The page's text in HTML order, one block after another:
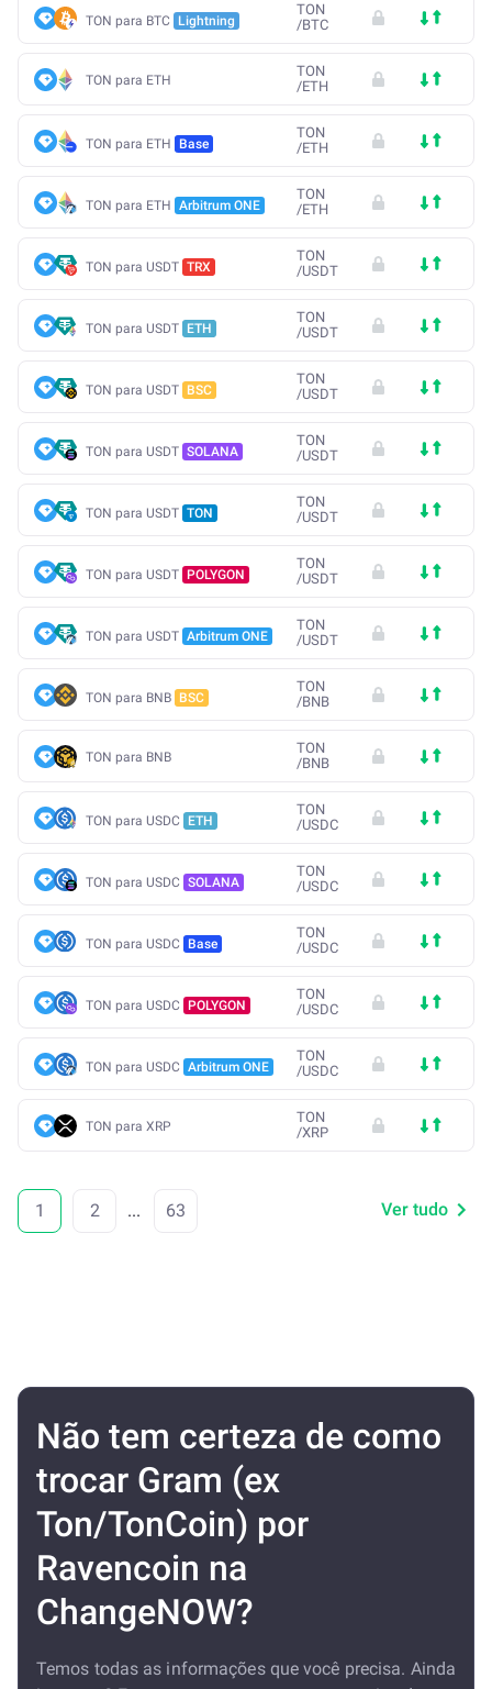
TON para BTC Lightning
TON
/BTC
TON para ETH
TON
/ETH
TON para ETH Base
TON
/ETH
TON para ETH Arbitrum ONE
TON
/ETH
TON para USDT TRX
TON
/USDT
TON para USDT ETH
TON
/USDT
TON para USDT BSC
TON
/USDT
TON para USDT SOLANA
TON
/USDT
TON para USDT TON
TON
/USDT
TON para USDT POLYGON
TON
/USDT
TON para USDT Arbitrum ONE
TON
/USDT
TON para BNB BSC
TON
/BNB
TON para BNB
TON
/BNB
TON para USDC ETH
TON
/USDC
TON para USDC SOLANA
TON
/USDC
TON para USDC Base
TON
/USDC
TON para USDC POLYGON
TON
/USDC
TON para USDC Arbitrum ONE
TON
/USDC
TON para XRP
TON
/XRP
1 2 ... 63 Ver tudo
Não tem certeza de como
trocar Gram (ex
Ton/TonCoin) por
Ravencoin na
ChangeNOW?
Temos todas as informações que você precisa. Ainda